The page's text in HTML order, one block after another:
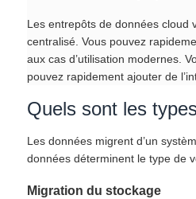
Les entrepôts de données cloud
centralisé. Vous pouvez
aux cas d’utilisation modernes.
pouvez rapidement ajouter de
Quels sont les
Les données migrent d’un
données déterminent le type de
Migration du stockage